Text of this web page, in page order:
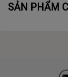
SẢN PHẨM